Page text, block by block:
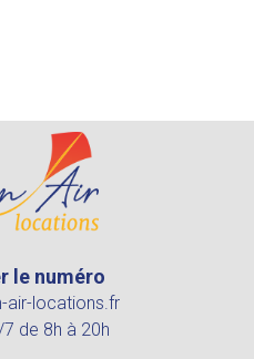
le numéro
air-locations.fr
de 8h à 20h